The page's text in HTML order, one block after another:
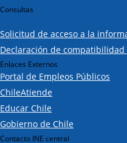
Consultas
Solicitud de acceso a la
Declaración de
Enlaces Externos
Portal de Empleos Públicos
ChileAtiende
Educar Chile
Gobierno de Chile
Contacto INE central